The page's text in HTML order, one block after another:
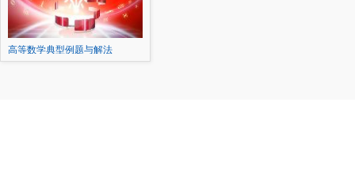
高等数学典型例题与解法